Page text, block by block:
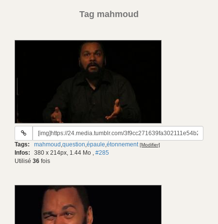
Tag mahmoud
URL
gif:
Tags: mahmoud ,question,épaule,étonnement [Modifier]
Infos: 380 x 214px, 1.44 Mo , #285
Utilisé 36 fois